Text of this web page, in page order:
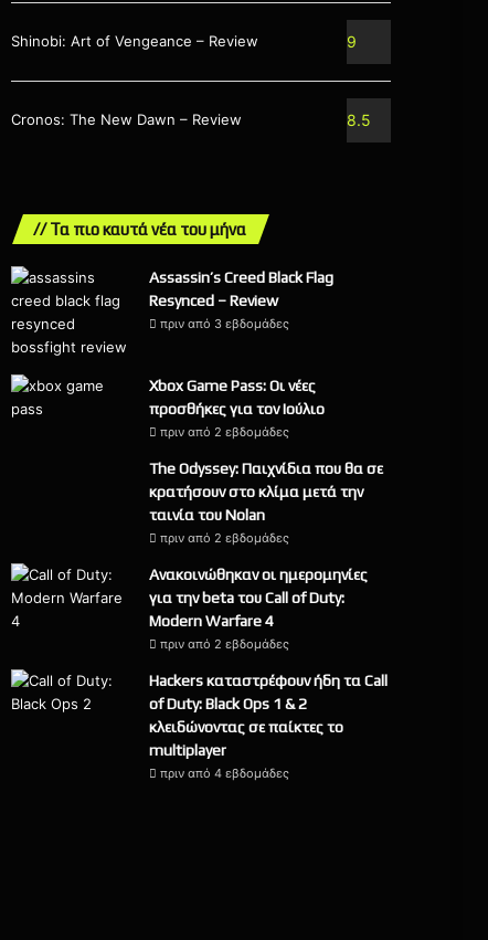
Shinobi: Art of Vengeance – Review 9
Cronos: The New Dawn – Review 8.5
// Τα πιο καυτά νέα του μήνα
9
Assassin’s Creed Black Flag
Resynced – Review
πριν από 3 εβδομάδες
Xbox Game Pass: Οι νέες
προσθήκες για τον Ιούλιο
πριν από 2 εβδομάδες
The Odyssey: Παιχνίδια που θα σε
κρατήσουν στο κλίμα μετά την
ταινία του Nolan
πριν από 2 εβδομάδες
Ανακοινώθηκαν οι ημερομηνίες
για την beta του Call of Duty:
Modern Warfare 4
πριν από 2 εβδομάδες
Hackers καταστρέφουν ήδη τα Call
of Duty: Black Ops 1 & 2
κλειδώνοντας σε παίκτες το
multiplayer
πριν από 4 εβδομάδες